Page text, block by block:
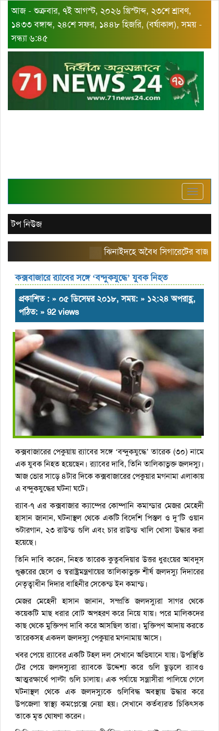
আজ - শুক্রবার, ৭ই আগস্ট, ২০২৬ খ্রিস্টাব্দ, ২৩শে শ্রাবণ,
১৪৩৩ বঙ্গাব্দ, ২৪শে সফর, ১৪৪৮ হিজরি, (বর্ষাকাল), সময় -
সন্ধ্যা ৬:৪৫
Toggle
টপ নিউজ
ঝিনাইদহে অবৈধ সিগারেটের বাজার
কক্সবাজারে র‌্যাবের সঙ্গে ‘বন্দুকযুদ্ধে’ যুবক নিহত
প্রকাশিত : » ০৫ ডিসেম্বর ২০১৮, সময়: » ১২:২৪ অপরাহ্ণ,
পঠিত: » 92 views
কক্সবাজারের পেকুয়ায় র‌্যাবের সঙ্গে ‘বন্দুকযুদ্ধে’ তারেক (৩০) নামে
এক যুবক নিহত হয়েছেন। র‌্যাবের দাবি, তিনি তালিকাভুক্ত জলদস্যু।
আজ ভোর সাড়ে ৪টার দিকে কক্সবাজারের পেকুয়ার মগনামা এলাকায়
এ বন্দুকযুদ্ধের ঘটনা ঘটে।
র‌্যাব-৭ এর কক্সবাজার ক্যাম্পের কোম্পানি কমান্ডার মেজর মেহেদী
হাসান জানান, ঘটনাস্থল থেকে একটি বিদেশি পিস্তল ও দু’টি ওয়ান
শুটারগান, ২৩ রাউন্ড গুলি এবং চার রাউন্ড খালি খোসা উদ্ধার করা
হয়েছে।
তিনি দাবি করেন, নিহত তারেক কুতুবদিয়ার উত্তর ধুরংয়ের আবদুস
শুক্কুরের ছেলে ও স্বরাষ্ট্রমন্ত্রণায়ের তালিকাভুক্ত শীর্ষ জলদস্যু দিদারের
নেতৃত্বাধীন দিদার বাহিনীর সেকেন্ড ইন কমান্ড।
মেজর মেহেদী হাসান জানান, সম্প্রতি জলদস্যুরা সাগর থেকে
কয়েকটি মাছ ধরার বোট অপহরণ করে নিয়ে যায়। পরে মালিকদের
কাছ থেকে মুক্তিপণ দাবি করে আসছিল তারা। মুক্তিপণ আদায় করতে
তারেকসহ একদল জলদস্যু পেকুয়ার মগনামায় আসে।
খবর পেয়ে র‌্যাবের একটি টহল দল সেখানে অভিযানে যায়। উপস্থিতি
টের পেয়ে জলদস্যুরা র‌্যাবকে উদ্দেশ্য করে গুলি ছুড়লে র‌্যাবও
আত্মরক্ষার্থে পাল্টা গুলি চালায়। এক পর্যায়ে সন্ত্রাসীরা পালিয়ে গেলে
ঘটনাস্থল থেকে এক জলদস্যুকে গুলিবিদ্ধ অবস্থায় উদ্ধার করে
উপজেলা স্বাস্থ্য কমপ্লেক্সে নেয়া হয়। সেখানে কর্তব্যরত চিকিৎসক
তাকে মৃত ঘোষণা করেন।